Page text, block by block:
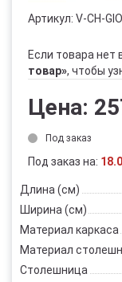
Артикул: V-CH-
Если товара нет
товар», чтобы
Цена:
Под заказ
Под заказ на:
Длина (см)
Ширина (см)
Материал каркаса
Материал
Столешница